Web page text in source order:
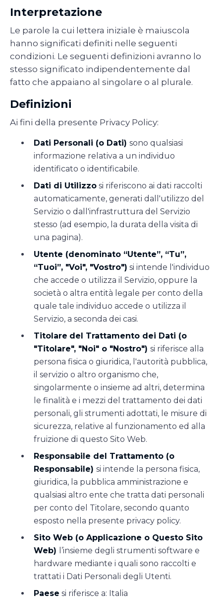
Interpretazione
Le parole la cui lettera iniziale è maiuscola
hanno significati definiti nelle seguenti
condizioni. Le seguenti definizioni avranno lo
stesso significato indipendentemente dal
fatto che appaiano al singolare o al plurale.
Definizioni
Ai fini della presente Privacy Policy:
Dati Personali (o Dati) sono qualsiasi
informazione relativa a un individuo
identificato o identificabile.
Dati di Utilizzo si riferiscono ai dati raccolti
automaticamente, generati dall'utilizzo del
Servizio o dall'infrastruttura del Servizio
stesso (ad esempio, la durata della visita di
una pagina).
Utente (denominato “Utente”, “Tu”,
“Tuoi”, "Voi", "Vostro") si intende l'individuo
che accede o utilizza il Servizio, oppure la
società o altra entità legale per conto della
quale tale individuo accede o utilizza il
Servizio, a seconda dei casi.
Titolare del Trattamento dei Dati (o
"Titolare", "Noi" o "Nostro") si riferisce alla
persona fisica o giuridica, l'autorità pubblica,
il servizio o altro organismo che,
singolarmente o insieme ad altri, determina
le finalità e i mezzi del trattamento dei dati
personali, gli strumenti adottati, le misure di
sicurezza, relative al funzionamento ed alla
fruizione di questo Sito Web.
Responsabile del Trattamento (o
Responsabile) si intende la persona fisica,
giuridica, la pubblica amministrazione e
qualsiasi altro ente che tratta dati personali
per conto del Titolare, secondo quanto
esposto nella presente privacy policy.
Sito Web (o Applicazione o Questo Sito
Web)
l’insieme degli strumenti software e
hardware mediante i quali sono raccolti e
trattati i Dati Personali degli Utenti.
Paese si riferisce a: Italia